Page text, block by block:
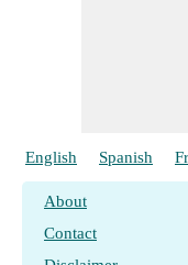
English Spanish
About
Contact